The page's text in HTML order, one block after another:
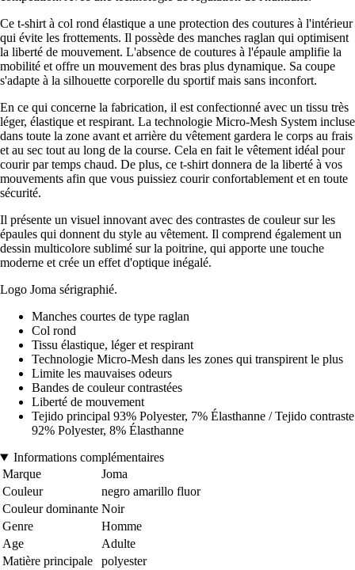
Ce t-shirt à col rond élastique a une protection des coutures à l'intérieur
qui évite les frottements. Il possède des manches raglan qui optimisent
la liberté de mouvement. L'absence de coutures à l'épaule amplifie la
mobilité et offre un mouvement des bras plus dynamique. Sa coupe
s'adapte à la silhouette corporelle du sportif mais sans inconfort.
En ce qui concerne la fabrication, il est confectionné avec un tissu très
léger, élastique et respirant. La technologie Micro-Mesh System incluse
dans toute la zone avant et arrière du vêtement gardera le corps au frais
et au sec tout au long de la course. Cela en fait le vêtement idéal pour
courir par temps chaud. De plus, ce t-shirt donnera de la liberté à vos
mouvements afin que vous puissiez courir confortablement et en toute
sécurité.
Il présente un visuel innovant avec des contrastes de couleur sur les
épaules qui donnent du style au vêtement. Il comprend également un
dessin multicolore sublimé sur la poitrine, qui apporte une touche
moderne et crée un effet d'optique inégalé.
Logo Joma sérigraphié.
Manches courtes de type raglan
Col rond
Tissu élastique, léger et respirant
Technologie Micro-Mesh dans les zones qui transpirent le plus
Limite les mauvaises odeurs
Bandes de couleur contrastées
Liberté de mouvement
Tejido principal 93% Polyester, 7% Élasthanne / Tejido contraste
92% Polyester, 8% Élasthanne
Informations complémentaires
Marque
Joma
Couleur
negro amarillo fluor
Couleur dominante Noir
Genre
Homme
Age
Adulte
Matière principale
polyester